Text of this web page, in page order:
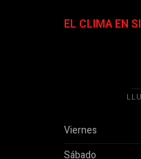
EL CLIMA EN
Viernes
Sábado